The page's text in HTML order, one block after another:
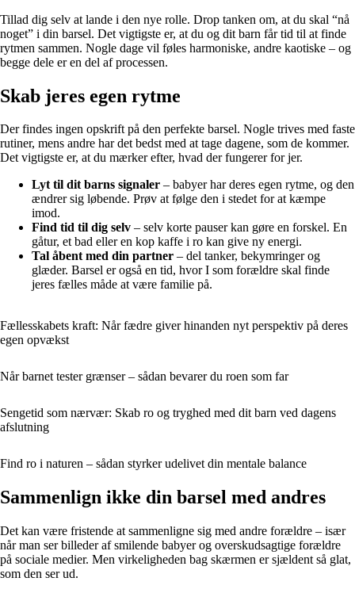
Tillad dig selv at lande i den nye rolle. Drop tanken om, at du skal “nå
noget” i din barsel. Det vigtigste er, at du og dit barn får tid til at finde
rytmen sammen. Nogle dage vil føles harmoniske, andre kaotiske – og
begge dele er en del af processen.
Skab jeres egen rytme
Der findes ingen opskrift på den perfekte barsel. Nogle trives med faste
rutiner, mens andre har det bedst med at tage dagene, som de kommer.
Det vigtigste er, at du mærker efter, hvad der fungerer for jer.
Lyt til dit barns signaler – babyer har deres egen rytme, og den
ændrer sig løbende. Prøv at følge den i stedet for at kæmpe
imod.
Find tid til dig selv – selv korte pauser kan gøre en forskel. En
gåtur, et bad eller en kop kaffe i ro kan give ny energi.
Tal åbent med din partner – del tanker, bekymringer og
glæder. Barsel er også en tid, hvor I som forældre skal finde
jeres fælles måde at være familie på.
Fællesskabets kraft: Når fædre giver hinanden nyt perspektiv på deres
egen opvækst
Når barnet tester grænser – sådan bevarer du roen som far
Sengetid som nærvær: Skab ro og tryghed med dit barn ved dagens
afslutning
Find ro i naturen – sådan styrker udelivet din mentale balance
Sammenlign ikke din barsel med andres
Det kan være fristende at sammenligne sig med andre forældre – især
når man ser billeder af smilende babyer og overskudsagtige forældre
på sociale medier. Men virkeligheden bag skærmen er sjældent så glat,
som den ser ud.